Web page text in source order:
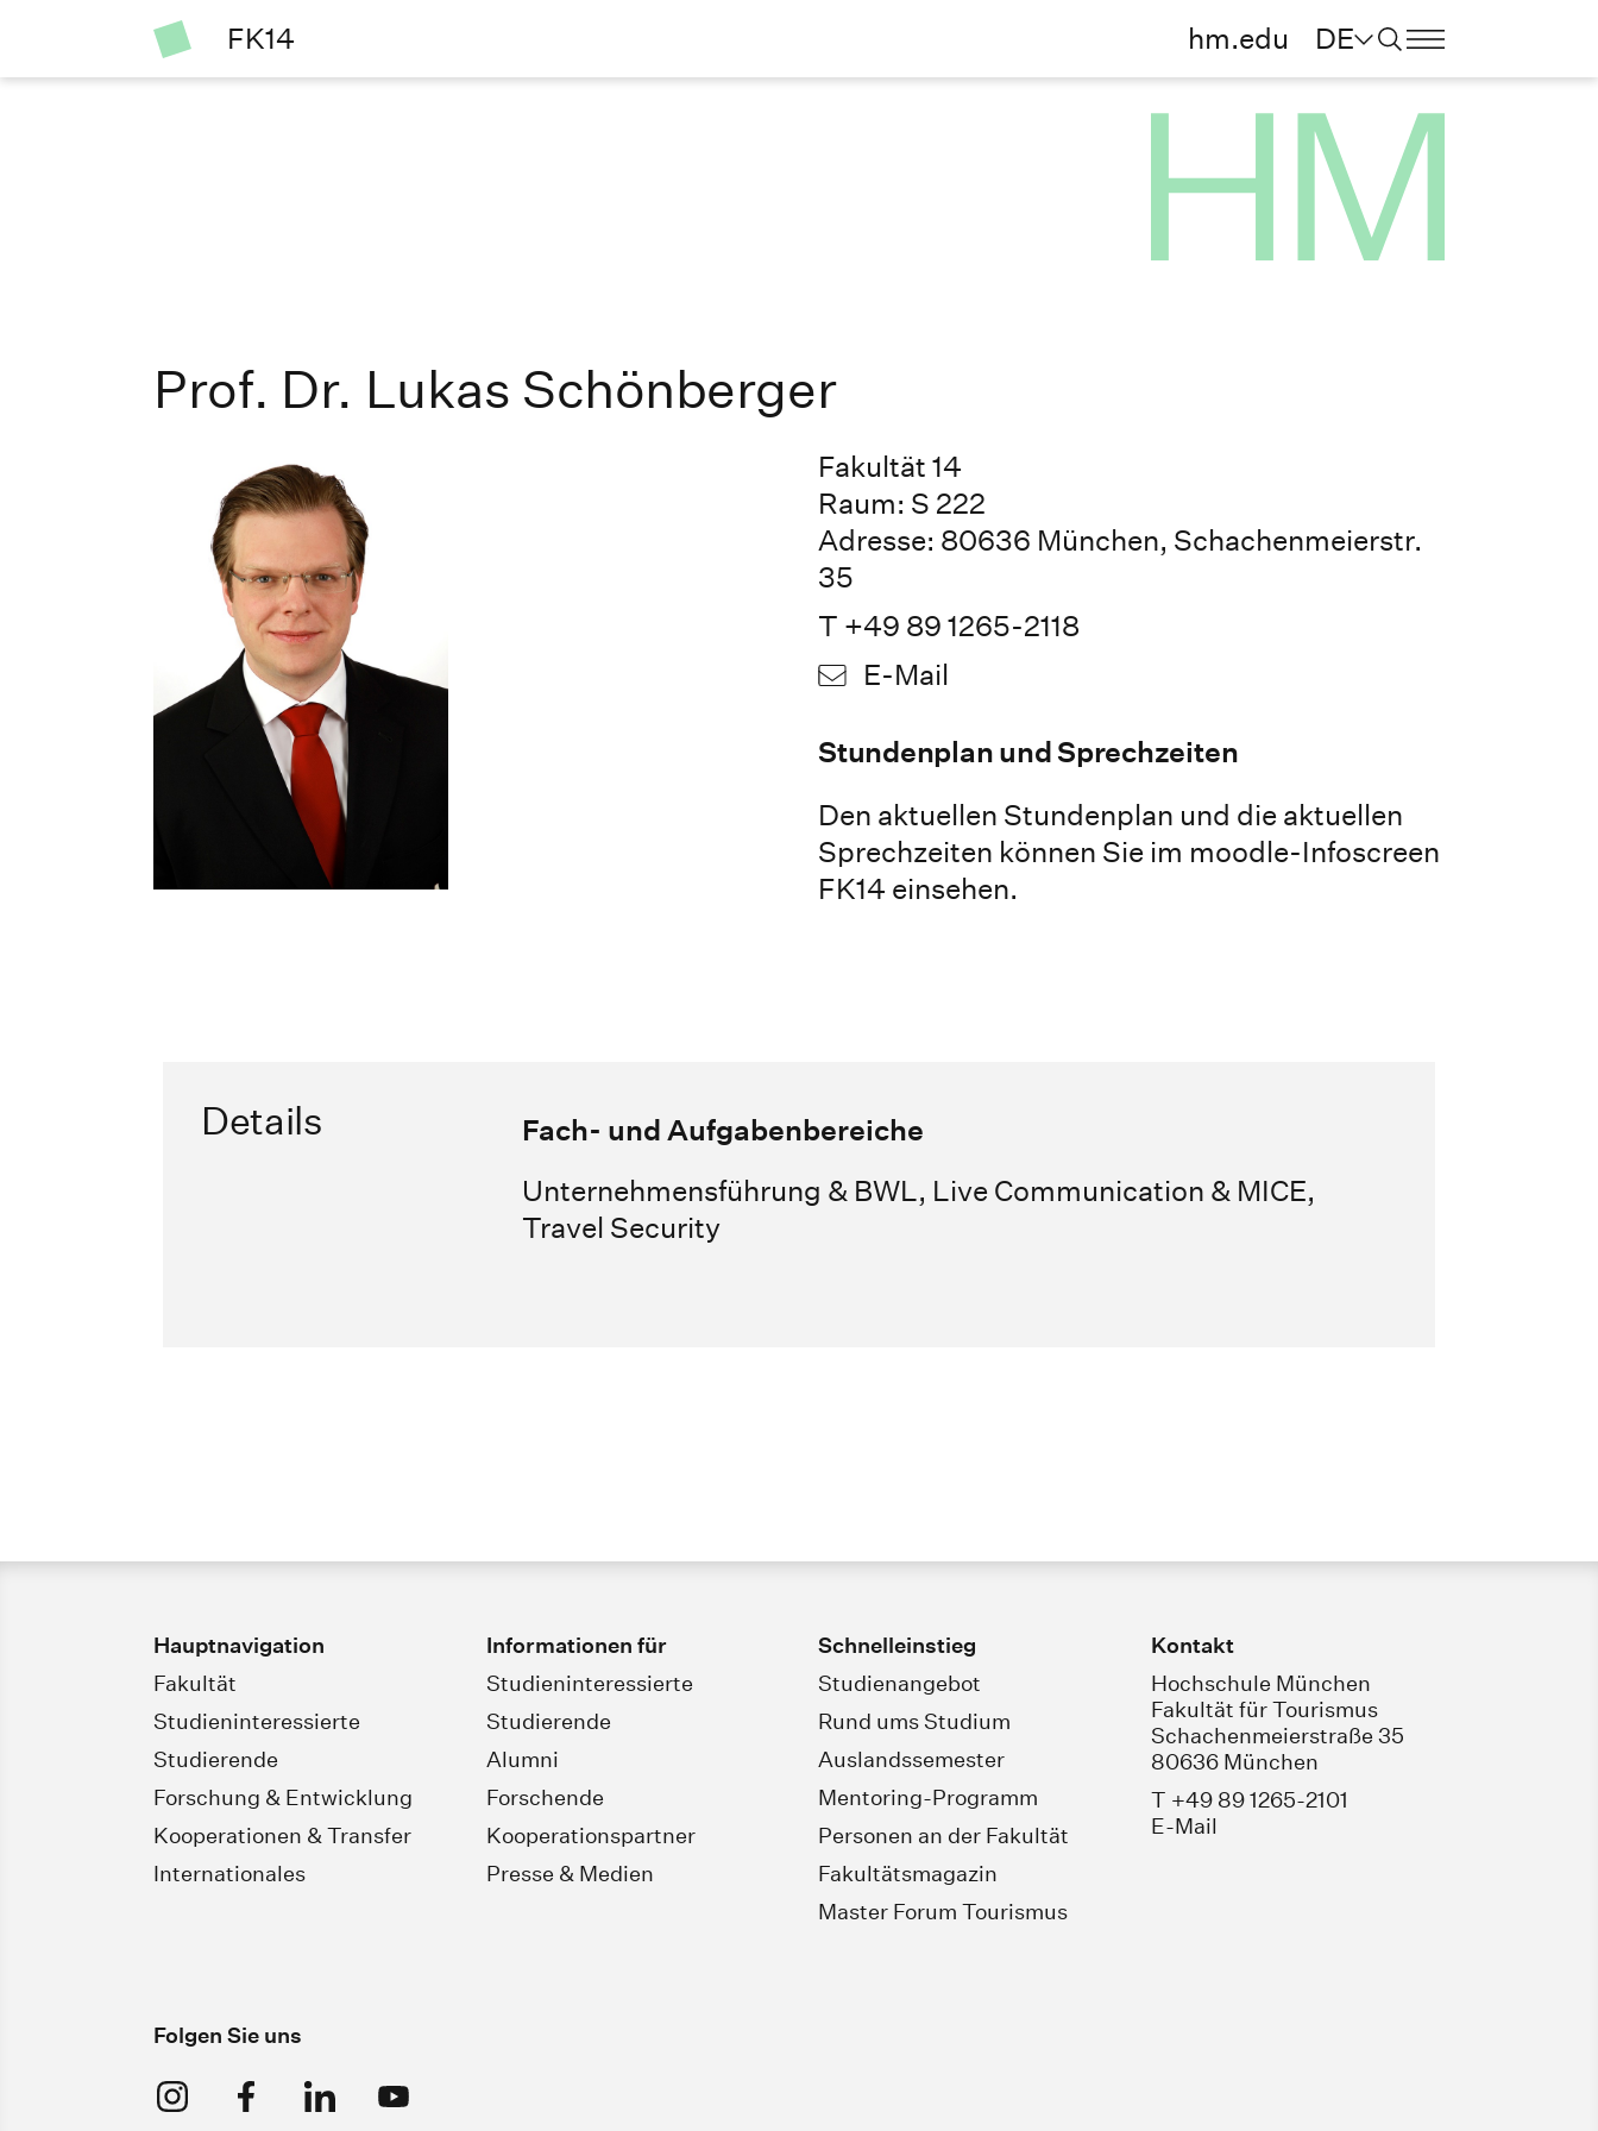
FK14 hm.edu DE
Prof. Dr. Lukas Schönberger
Fakultät 14
Raum: S 222
Adresse: 80636 München, Schachenmeierstr.
35
T +49 89 1265-2118
E-Mail
Stundenplan und Sprechzeiten
Den aktuellen Stundenplan und die aktuellen
Sprechzeiten können Sie im moodle-Infoscreen
FK14 einsehen.
Details
Fach- und Aufgabenbereiche
Unternehmensführung & BWL, Live Communication & MICE,
Travel Security
Hauptnavigation
Fakultät
Studieninteressierte
Studierende
Forschung & Entwicklung
Kooperationen & Transfer
Internationales
Informationen für
Studieninteressierte
Studierende
Alumni
Forschende
Kooperationspartner
Presse & Medien
Schnelleinstieg
Studienangebot
Rund ums Studium
Auslandssemester
Mentoring-Programm
Personen an der Fakultät
Fakultätsmagazin
Master Forum Tourismus
Kontakt
Hochschule München
Fakultät für Tourismus
Schachenmeierstraße 35
80636 München
T +49 89 1265-2101
E-Mail
Folgen Sie uns